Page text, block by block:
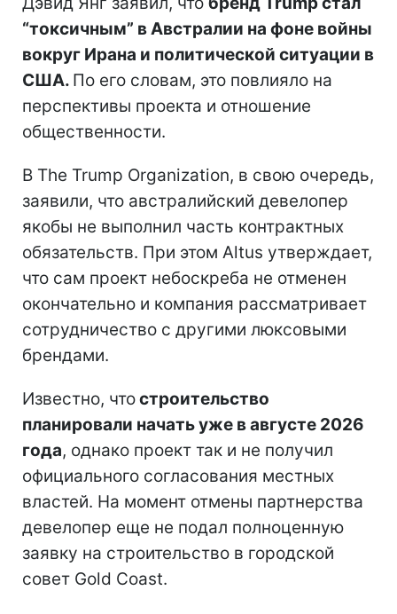
“токсичным” в Австралии на фоне войны
вокруг Ирана и политической ситуации в
США. По его словам, это повлияло на
перспективы проекта и отношение
общественности.
В The Trump Organization, в свою очередь,
заявили, что австралийский девелопер
якобы не выполнил часть контрактных
обязательств. При этом Altus утверждает,
что сам проект небоскреба не отменен
окончательно и компания рассматривает
сотрудничество с другими люксовыми
брендами.
Известно, чтостроительство
планировали начать уже в августе 2026
года, однако проект так и не получил
официального согласования местных
властей. На момент отмены партнерства
девелопер еще не подал полноценную
заявку на строительство в городской
совет Gold Coast.